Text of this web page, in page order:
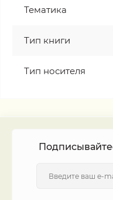
Тематика
Тип книги
Тип носителя